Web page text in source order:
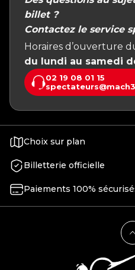
billet ?
Contactez le service
Horaires d’ouverture
du lundi au samedi
02 19 08 01 15
Choix sur plan
Billetterie officielle
Paiements 100%